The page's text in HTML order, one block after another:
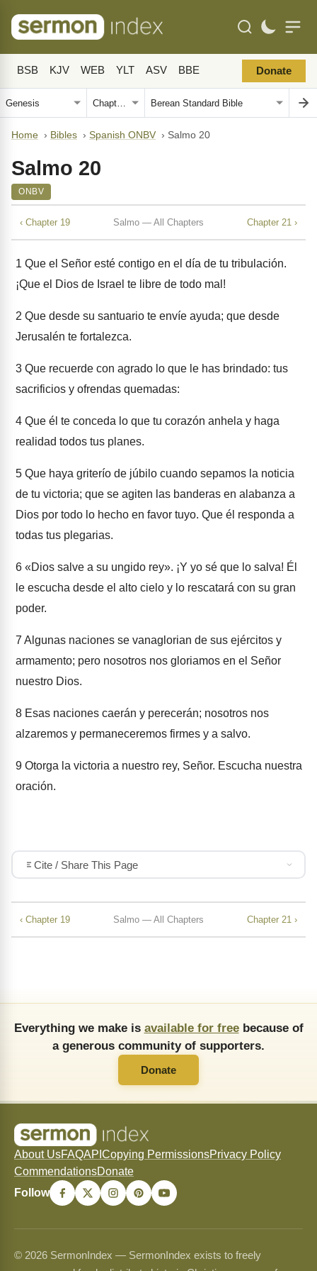
BSB KJV WEB YLT ASV BBE Donate
Home › Bibles › Spanish ONBV › Salmo 20
Salmo 20
ONBV
‹ Chapter 19 Salmo — All Chapters Chapter 21 ›
1 Que el Señor esté contigo en el día de tu tribulación.
¡Que el Dios de Israel te libre de todo mal!
2 Que desde su santuario te envíe ayuda; que desde
Jerusalén te fortalezca.
3 Que recuerde con agrado lo que le has brindado: tus
sacrificios y ofrendas quemadas:
4 Que él te conceda lo que tu corazón anhela y haga
realidad todos tus planes.
5 Que haya griterío de júbilo cuando sepamos la noticia
de tu victoria; que se agiten las banderas en alabanza a
Dios por todo lo hecho en favor tuyo. Que él responda a
todas tus plegarias.
6 «Dios salve a su ungido rey». ¡Y yo sé que lo salva! Él
le escucha desde el alto cielo y lo rescatará con su gran
poder.
7 Algunas naciones se vanaglorian de sus ejércitos y
armamento; pero nosotros nos gloriamos en el Señor
nuestro Dios.
8 Esas naciones caerán y perecerán; nosotros nos
alzaremos y permaneceremos firmes y a salvo.
9 Otorga la victoria a nuestro rey, Señor. Escucha nuestra
oración.
Cite / Share This Page
‹ Chapter 19 Salmo — All Chapters Chapter 21 ›
Everything we make is available for freebecause of
a generous community of supporters.
Donate
About UsFAQAPI Copying PermissionsPrivacy Policy
CommendationsDonate
Follow
© 2026 SermonIndex — SermonIndex exists to freely